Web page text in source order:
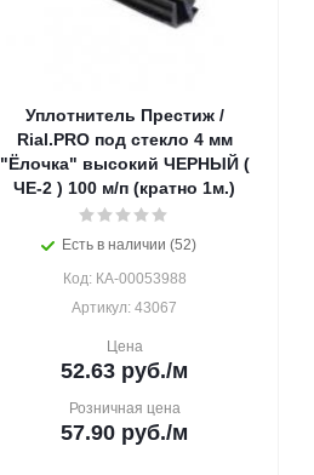
Уплотнитель Престиж /
Rial.PRO под стекло 4 мм
"Ёлочка" высокий ЧЕРНЫЙ (
ЧЕ-2 ) 100 м/п (кратно 1м.)
Есть в наличии (52)
Код: КА-00053988
Артикул: 43067
Цена
52.63 руб./м
Розничная цена
57.90 руб./м